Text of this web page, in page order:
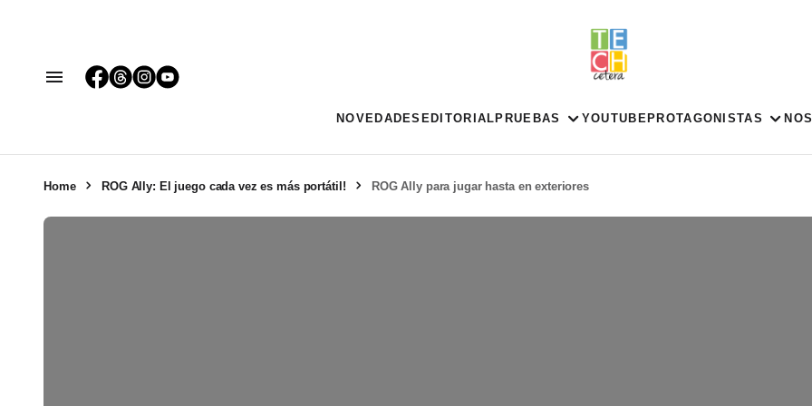
NOVEDADES EDITORIAL PRUEBAS YOUTUBE PROTAGONISTAS
Home ROG Ally: El juego cada vez es más portátil! ROG Ally para jugar hasta en exteriores